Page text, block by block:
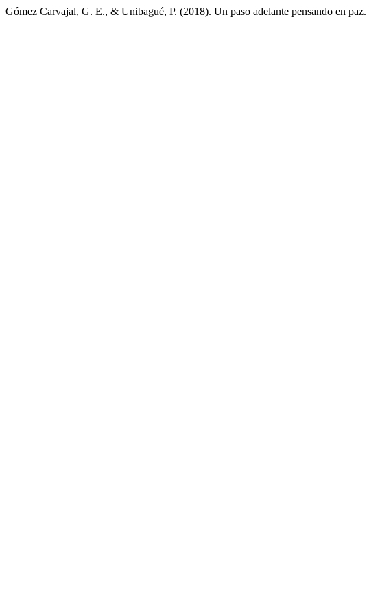
Gómez Carvajal, G. E., & Unibagué, P. (2018). Un paso adelante pensando en paz.